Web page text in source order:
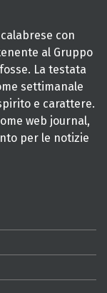
con
al Gruppo
La testata
settimanale
e carattere.
web journal,
per le notizie